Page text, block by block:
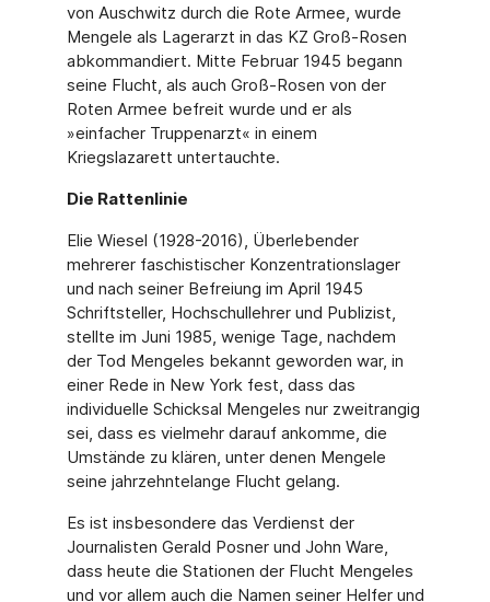
von Auschwitz durch die Rote Armee, wur­de
Mengele als Lagerarzt in das KZ Groß-Rosen
abkommandiert. Mitte Februar 1945 be­gann
seine Flucht, als auch Groß-Rosen von der
Roten Armee befreit wurde und er als
»einfacher Truppenarzt« in einem
Kriegslazarett untertauchte.
Die Rattenlinie
Elie Wiesel (1928-2016), Überlebender
mehrerer faschistischer Konzentrationslager
und nach seiner Befreiung im April 1945
Schriftsteller, Hochschullehrer und Publizist,
stellte im Juni 1985, wenige Tage, nachdem
der Tod Mengeles bekannt geworden war, in
einer Rede in New York fest, dass das
individuelle Schicksal Mengeles nur zweitrangig
sei, dass es vielmehr darauf ankomme, die
Umstände zu klären, unter denen Mengele
seine jahrzehn­telange Flucht gelang.
Es ist insbesondere das Verdienst der
Journalisten Gerald Posner und John Ware,
dass heute die Stationen der Flucht Mengeles
und vor allem auch die Namen seiner Helfer und